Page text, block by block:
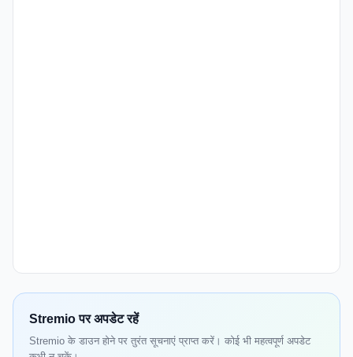
Stremio पर अपडेट रहें
Stremio के डाउन होने पर तुरंत सूचनाएं प्राप्त करें। कोई भी महत्वपूर्ण अपडेट